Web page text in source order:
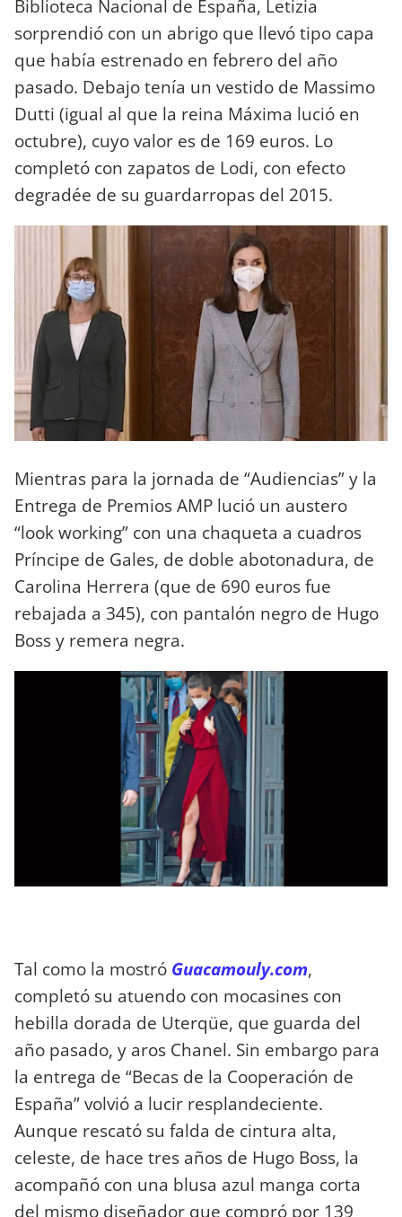
Biblioteca Nacional de España, Letizia
sorprendió con un abrigo que llevó tipo capa
que había estrenado en febrero del año
pasado. Debajo tenía un vestido de Massimo
Dutti (igual al que la reina Máxima lució en
octubre), cuyo valor es de 169 euros. Lo
completó con zapatos de Lodi, con efecto
degradée de su guardarropas del 2015.
Mientras para la jornada de “Audiencias” y la
Entrega de Premios AMP lució un austero
“look working” con una chaqueta a cuadros
Príncipe de Gales, de doble abotonadura, de
Carolina Herrera (que de 690 euros fue
rebajada a 345), con pantalón negro de Hugo
Boss y remera negra.
Tal como la mostró Guacamouly.com,
completó su atuendo con mocasines con
hebilla dorada de Uterqüe, que guarda del
año pasado, y aros Chanel. Sin embargo para
la entrega de “Becas de la Cooperación de
España” volvió a lucir resplandeciente.
Aunque rescató su falda de cintura alta,
celeste, de hace tres años de Hugo Boss, la
acompañó con una blusa azul manga corta
del mismo diseñador que compró por 139